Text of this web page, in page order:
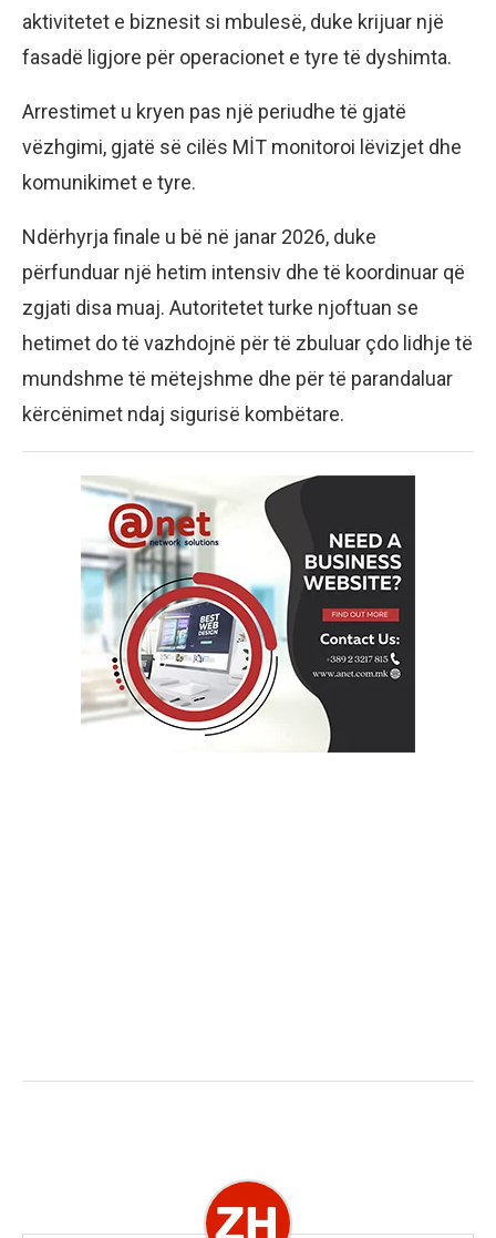
aktivitetet e biznesit si mbulesë, duke krijuar një
fasadë ligjore për operacionet e tyre të dyshimta.
Arrestimet u kryen pas një periudhe të gjatë
vëzhgimi, gjatë së cilës MİT monitoroi lëvizjet dhe
komunikimet e tyre.
Ndërhyrja finale u bë në janar 2026, duke
përfunduar një hetim intensiv dhe të koordinuar që
zgjati disa muaj. Autoritetet turke njoftuan se
hetimet do të vazhdojnë për të zbuluar çdo lidhje të
mundshme të mëtejshme dhe për të parandaluar
kërcënimet ndaj sigurisë kombëtare.